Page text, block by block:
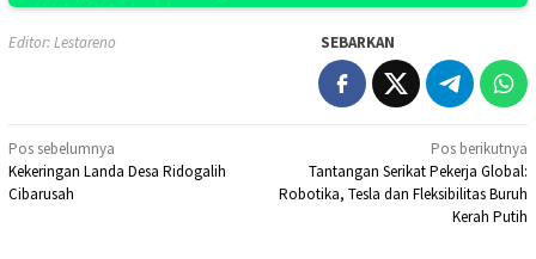
Editor: Lestareno SEBARKAN
Navigasi
pos
Pos sebelumnya
Kekeringan Landa Desa Ridogalih
Cibarusah
Pos berikutnya
Tantangan Serikat Pekerja Global:
Robotika, Tesla dan Fleksibilitas Buruh
Kerah Putih